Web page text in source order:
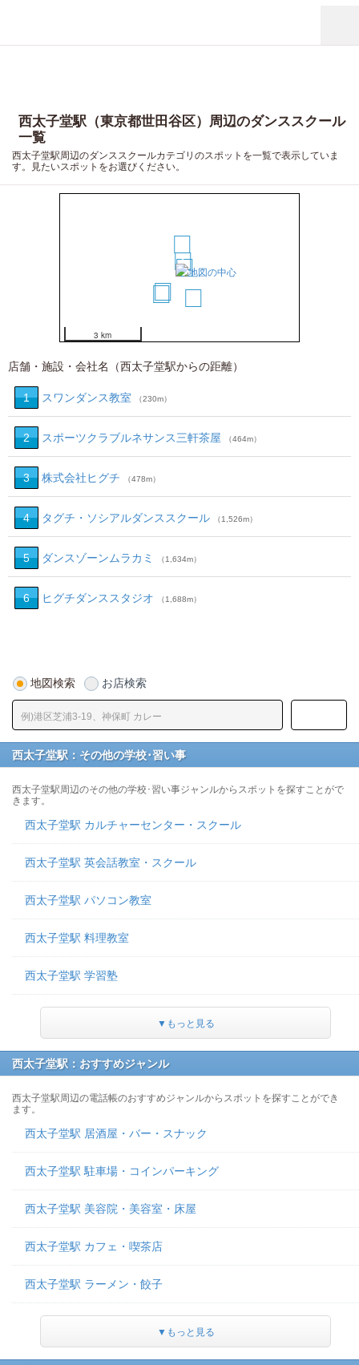
西太子堂駅（東京都世田谷区）周辺のダンススクール
一覧
西太子堂駅周辺のダンススクールカテゴリのスポットを一覧で表示していま
す。見たいスポットをお選びください。
12
3 km
店舗・施設・会社名（西太子堂駅からの距離）
1 スワンダンス教室 （230m）
2 スポーツクラブルネサンス三軒茶屋 （464m）
3 株式会社ヒグチ （478m）
4 タグチ・ソシアルダンススクール （1,526m）
5 ダンスゾーンムラカミ （1,634m）
6 ヒグチダンススタジオ （1,688m）
地図検索 お店検索
西太子堂駅：その他の学校･習い事
西太子堂駅周辺のその他の学校･習い事ジャンルからスポットを探すことがで
きます。
西太子堂駅 カルチャーセンター・スクール
西太子堂駅 英会話教室・スクール
西太子堂駅 パソコン教室
西太子堂駅 料理教室
西太子堂駅 学習塾
▼もっと見る
西太子堂駅：おすすめジャンル
西太子堂駅周辺の電話帳のおすすめジャンルからスポットを探すことができ
ます。
西太子堂駅 居酒屋・バー・スナック
西太子堂駅 駐車場・コインパーキング
西太子堂駅 美容院・美容室・床屋
西太子堂駅 カフェ・喫茶店
西太子堂駅 ラーメン・餃子
▼もっと見る